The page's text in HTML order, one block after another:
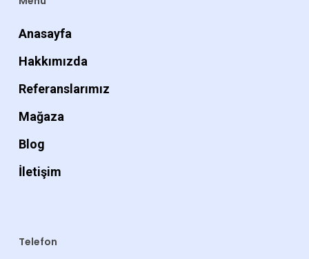
Anasayfa
Hakkımızda
Referanslarımız
Mağaza
Blog
İletişim
Telefon